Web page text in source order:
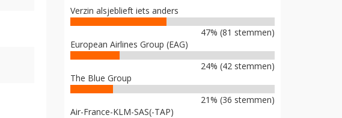
Verzin alsjeblieft iets anders
47% (81 stemmen)
European Airlines Group (EAG)
24% (42 stemmen)
The Blue Group
21% (36 stemmen)
Air-France-KLM-SAS(-TAP)